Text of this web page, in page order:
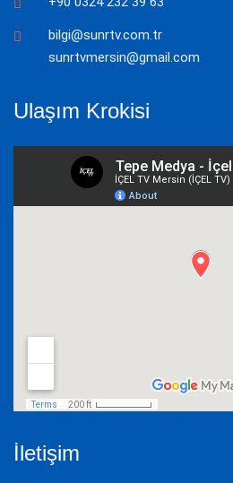
bilgi@sunrtv.com.tr
sunrtvmersin@gmail.com
Ulaşım Krokisi
İletişim